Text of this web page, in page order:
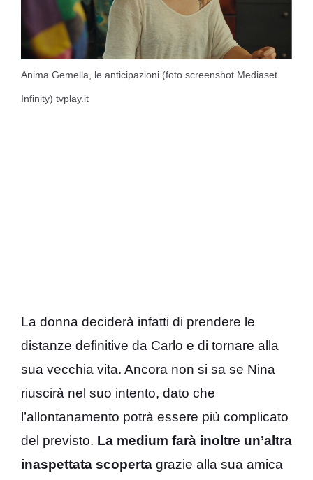
Anima Gemella, le anticipazioni (foto screenshot Mediaset
Infinity) tvplay.it
La donna deciderà infatti di prendere le
distanze definitive da Carlo e di tornare alla
sua vecchia vita. Ancora non si sa se Nina
riuscirà nel suo intento, dato che
l’allontanamento potrà essere più complicato
del previsto. La medium farà inoltre un’altra
inaspettata scoperta grazie alla sua amica